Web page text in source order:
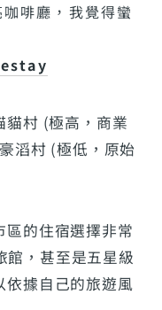
啡廳，我覺得蠻
貓村 (極高，商業
滔村 (極低，原始
區的住宿選擇非常
，甚至是五星級
依據自己的旅遊風